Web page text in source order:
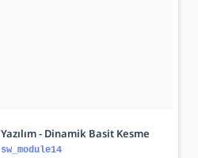
Yazılım - Dinamik Basit Kesme
sw_module14